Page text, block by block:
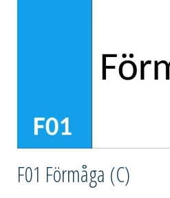
F01 Förmåga (C)